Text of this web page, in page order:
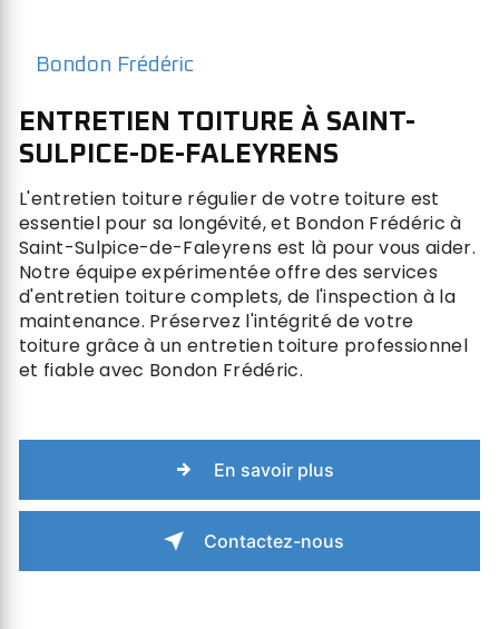
Bondon Frédéric
ENTRETIEN TOITURE À SAINT-
SULPICE-DE-FALEYRENS
L'entretien toiture régulier de votre toiture est
essentiel pour sa longévité, et Bondon Frédéric à
Saint-Sulpice-de-Faleyrens est là pour vous aider.
Notre équipe expérimentée offre des services
d'entretien toiture complets, de l'inspection à la
maintenance. Préservez l'intégrité de votre
toiture grâce à un entretien toiture professionnel
et fiable avec Bondon Frédéric.
En savoir plus
Contactez-nous